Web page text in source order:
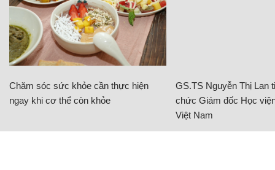
Chăm sóc sức khỏe cần thực hiện
ngay khi cơ thể còn khỏe
GS.TS Nguyễn Thị Lan
chức Giám đốc Học
Việt Nam